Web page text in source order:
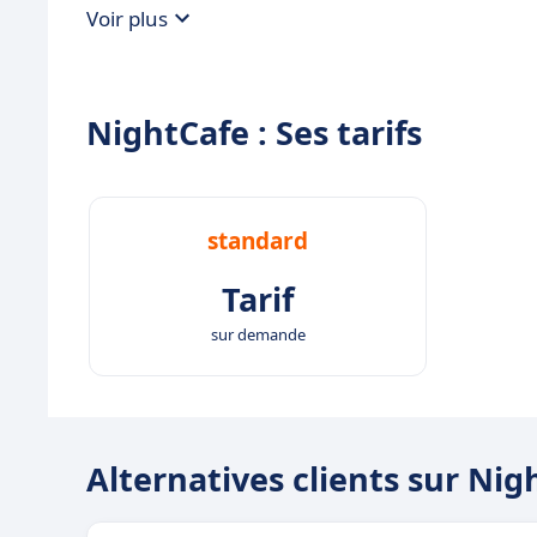
Voir plus
NightCafe : Ses tarifs
standard
Tarif
sur demande
Alternatives clients sur